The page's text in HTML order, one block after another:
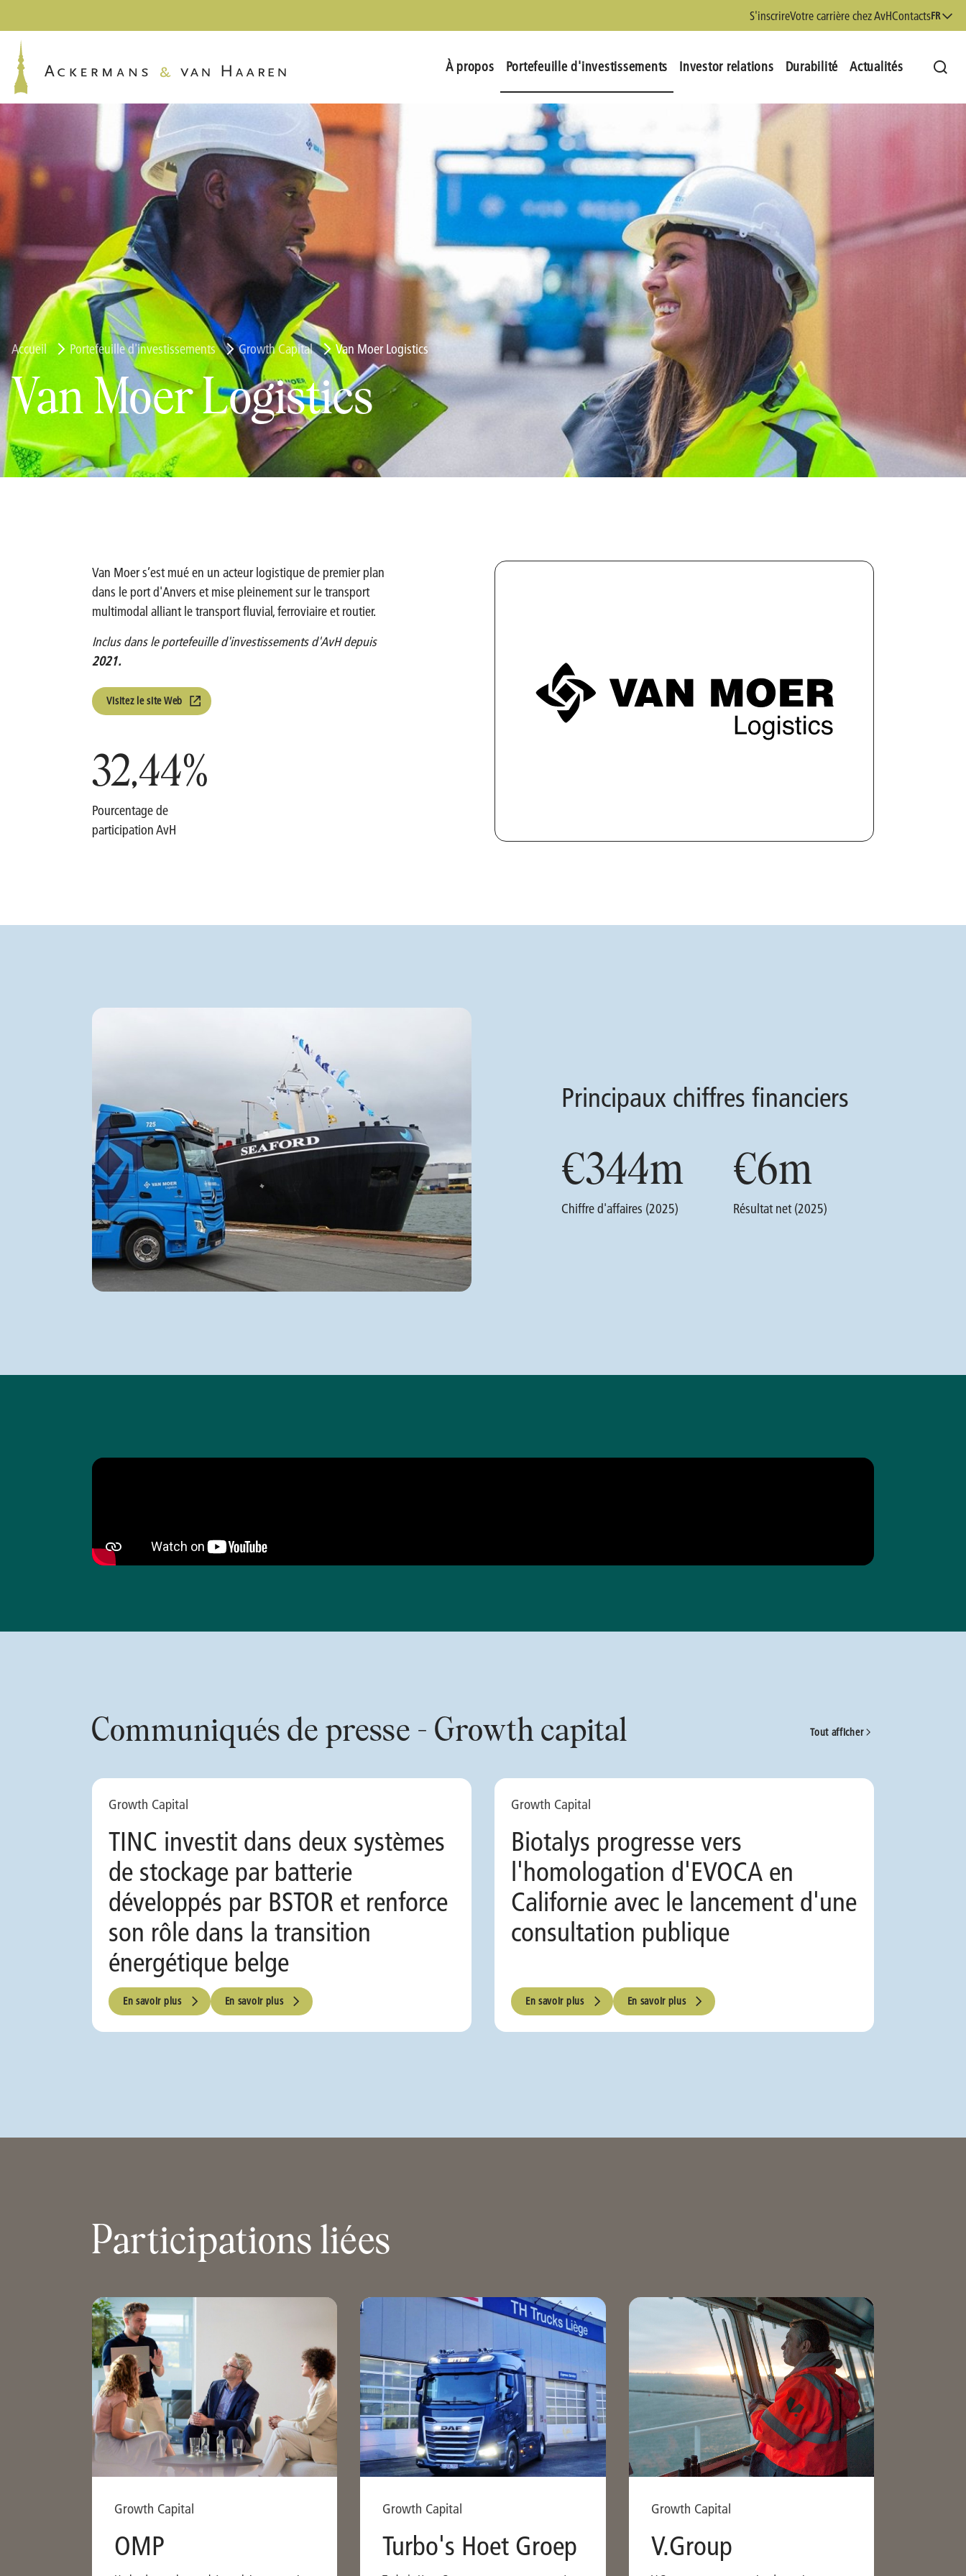
S'inscrireVotre carrière chez AvHContactsFR
À propos Portefeuille d'investissements Investor relations Durabilité Actualités
Accueil Portefeuille d'investissements Growth Capital Van Moer Logistics
Van Moer Logistics
Van Moer s’est mué en un acteur logistique de premier plan
dans le port d'Anvers et mise pleinement sur le transport
multimodal alliant le transport fluvial, ferroviaire et routier.
Inclus dans le portefeuille d'investissements d'AvH depuis
2021.
Visitez le site Web
32,44%
Pourcentage de
participation AvH
Principaux chiffres financiers
€344m
Chiffre d'affaires (2025)
€6m
Résultat net (2025)
Communiqués de presse - Growth capital Tout afficher
Growth Capital
TINC investit dans deux systèmes
de stockage par batterie
développés par BSTOR et renforce
son rôle dans la transition
énergétique belge
En savoir plus En savoir plus
Growth Capital
Biotalys progresse vers
l'homologation d'EVOCA en
Californie avec le lancement d'une
consultation publique
En savoir plus En savoir plus
Participations liées
Growth Capital
OMP
Growth Capital
Turbo's Hoet Groep
Growth Capital
V.Group